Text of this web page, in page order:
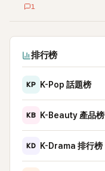
1
排行榜
KP K-Pop 話題榜
KB K-Beauty 產品榜
KD K-Drama 排行榜